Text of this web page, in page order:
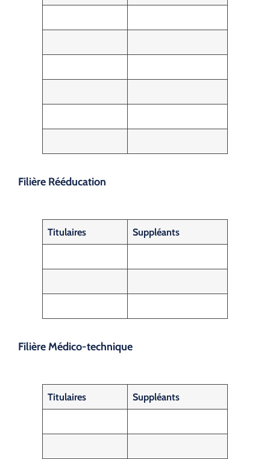
Filière Rééducation
Titulaires Suppléants
Filière Médico-technique
Titulaires Suppléants